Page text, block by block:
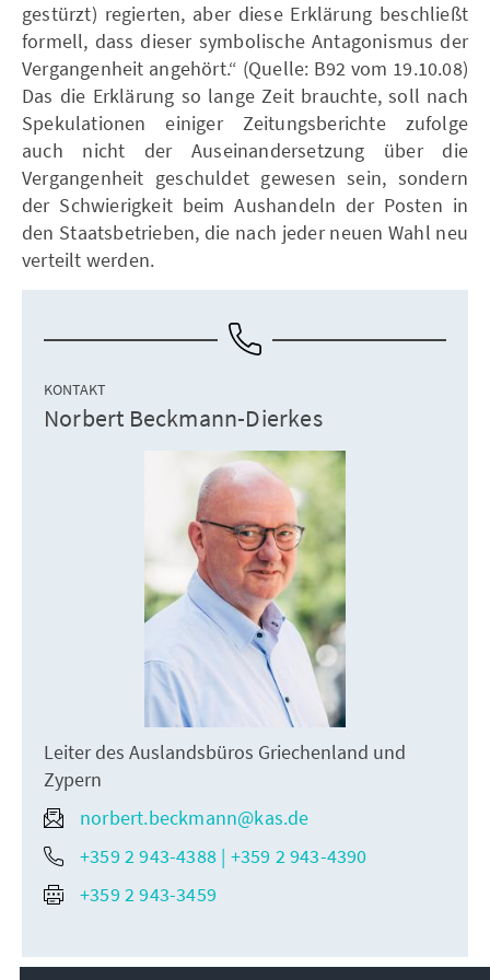
gestürzt) regierten, aber diese Erklärung beschließt
formell, dass dieser symbolische Antagonismus der
Vergangenheit angehört.“ (Quelle: B92 vom 19.10.08)
Das die Erklärung so lange Zeit brauchte, soll nach
Spekulationen einiger Zeitungsberichte zufolge
auch nicht der Auseinandersetzung über die
Vergangenheit geschuldet gewesen sein, sondern
der Schwierigkeit beim Aushandeln der Posten in
den Staatsbetrieben, die nach jeder neuen Wahl neu
verteilt werden.
KONTAKT
Norbert Beckmann-Dierkes
Leiter des Auslandsbüros Griechenland und
Zypern
norbert.beckmann@kas.de
+359 2 943-4388 | +359 2 943-4390
+359 2 943-3459